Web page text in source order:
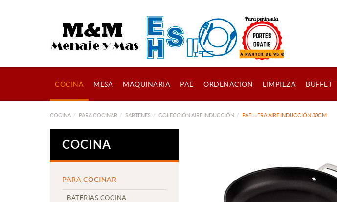
COCINA MESA MAQUINARIA PAE ORDENACION LIMPIEZA BUFFET
COCINA PARA COCINAR SARTENES COLECCIÓN AIRE INDUCCIÓN PAELLERA AIRE INDUCCIÓN 30CM
COCINA
PARA COCINAR
BATERIAS COCINA